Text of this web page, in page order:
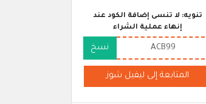
تنويه: لا تنسى إضافة الكود عند
إنهاء عملية الشراء
ACB99 نسخ
المتابعة إلى ليفيل شوز